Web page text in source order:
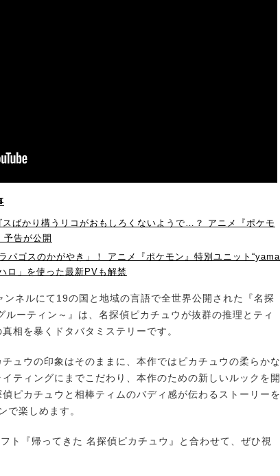
スばかり構うリコがおもしろくないようで…？ アニメ『ポケモ
予告が公開
パゴスのかがやき」！ アニメ『ポケモン』特別ユニット“yama
ロ」を使った最新PVも解禁
ネルにて19の国と地域の言語で全世界公開された『名探
ーティン～』は、名探偵ピカチュウが抜群の推理とティ
相を暴くドタバタミステリーです。
ュウの印象はそのままに、本作ではピカチュウの柔らかな
ティングにまでこだわり、本作のための新しいルックを開
ピカチュウと相棒ティムのバディ感が伝わるストーリーを
で楽しめます。
『帰ってきた 名探偵ピカチュウ』と合わせて、ぜひ視